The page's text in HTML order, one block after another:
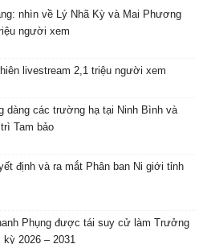
nhìn về Lý Nhã Kỳ và Mai Phương
người xem
livestream 2,1 triệu người xem
dàng các trường hạ tại Ninh Bình và
Tam bảo
định và ra mắt Phân ban Ni giới tỉnh
Phụng được tái suy cử làm Trưởng
kỳ 2026 – 2031